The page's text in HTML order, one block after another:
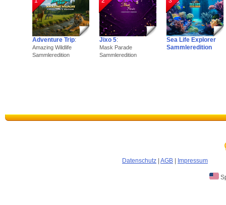
Adventure Trip:
Amazing Wildlife
Sammleredition
Jixo 5:
Mask Parade
Sammleredition
Sea Life Explorer
Sammleredition
Datenschutz AGB Impressum